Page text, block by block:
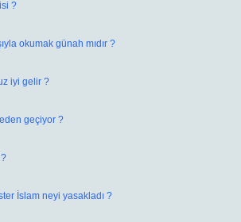
?
okumak günah mıdır ?
iyi gelir ?
geçiyor ?
?
İslam neyi yasakladı ?